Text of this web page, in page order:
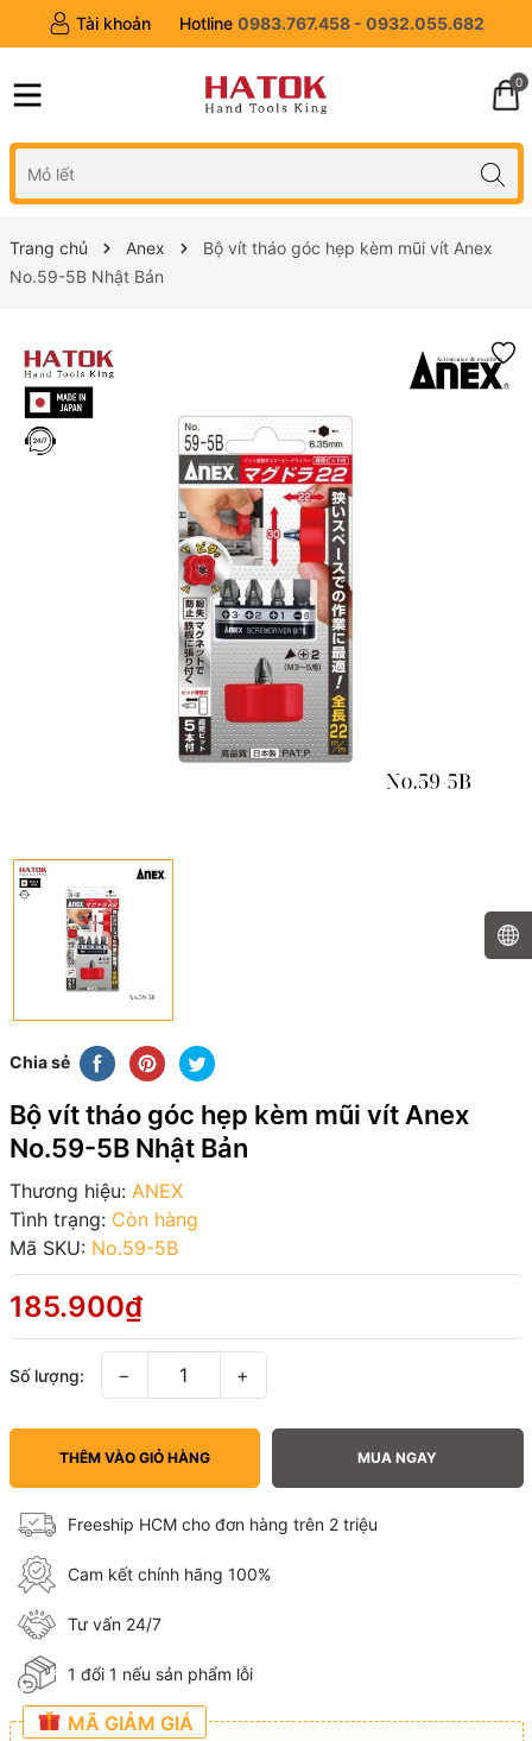
Tài khoản Hotline 0983.767.458 - 0932.055.682
0
Trang chủ Anex
Bộ vít tháo góc hẹp kèm mũi vít Anex
No.59-5B Nhật Bản
Chia sẻ
Bộ vít tháo góc hẹp kèm mũi vít Anex
No.59-5B Nhật Bản
Thương hiệu: ANEX
Tình trạng: Còn hàng
Mã SKU: No.59-5B
185.900₫
Số lượng: − +
THÊM VÀO GIỎ HÀNG MUA NGAY
Freeship HCM cho đơn hàng trên 2 triệu
Cam kết chính hãng 100%
Tư vấn 24/7
1 đổi 1 nếu sản phẩm lỗi
MÃ GIẢM GIÁ